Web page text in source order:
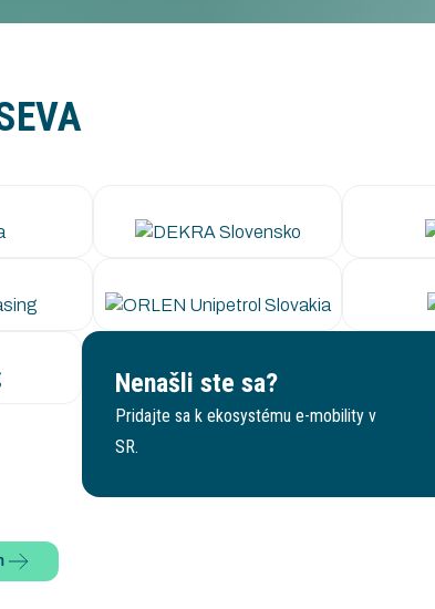
Nenašli ste sa?
Pridajte sa k ekosystému e-mobility v
SR.